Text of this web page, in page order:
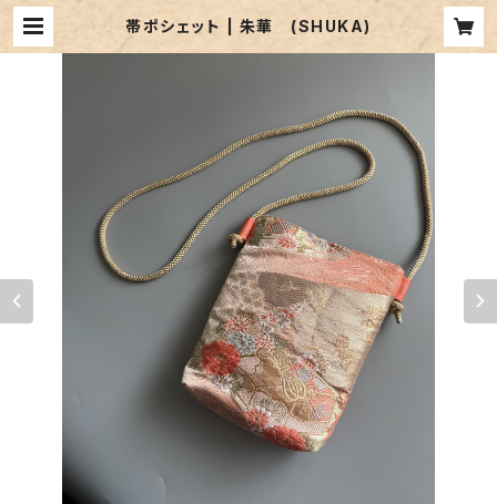
帯ポシェット | 朱華 (SHUKA)